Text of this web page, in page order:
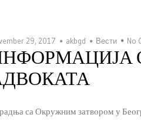
29, 2017 akbgd Вести No
са Окружним затвором у